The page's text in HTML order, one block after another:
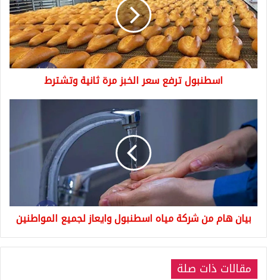
الخبز
مرة
ثانية
وتشترط
اسطنبول ترفع سعر الخبز مرة ثانية وتشترط
هام
من
شركة
مياه
اسطنبول
وايعاز
لجميع
المواطنين
بيان هام من شركة مياه اسطنبول وايعاز لجميع المواطنين
مقالات ذات صلة